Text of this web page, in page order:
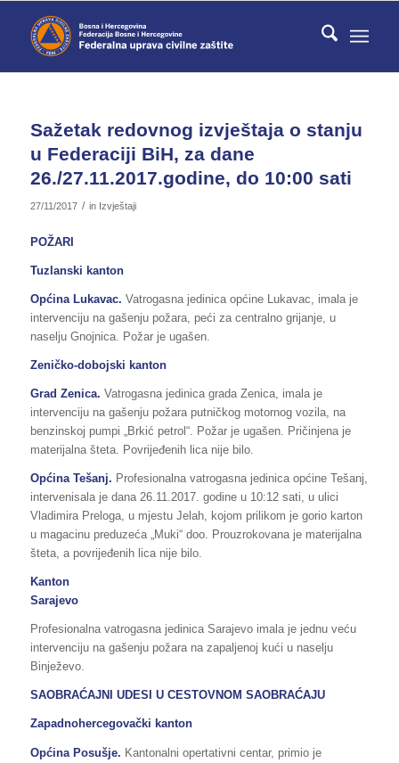
Sažetak redovnog izvještaja o stanju
u Federaciji BiH, za dane
26./27.11.2017.godine, do 10:00 sati
27/11/2017 / in Izvještaji
POŽARI
Tuzlanski kanton
Općina Lukavac. Vatrogasna jedinica općine Lukavac, imala je
intervenciju na gašenju požara, peći za centralno grijanje, u
naselju Gnojnica. Požar je ugašen.
Zeničko-dobojski kanton
Grad Zenica. Vatrogasna jedinica grada Zenica, imala je
intervenciju na gašenju požara putničkog motornog vozila, na
benzinskoj pumpi „Brkić petrol“. Požar je ugašen. Pričinjena je
materijalna šteta. Povrijeđenih lica nije bilo.
Općina Tešanj. Profesionalna vatrogasna jedinica općine Tešanj,
intervenisala je dana 26.11.2017. godine u 10:12 sati, u ulici
Vladimira Preloga, u mjestu Jelah, kojom prilikom je gorio karton
u magacinu preduzeća „Muki“ doo. Prouzrokovana je materijalna
šteta, a povrijeđenih lica nije bilo.
Kanton
Sarajevo
Profesionalna vatrogasna jedinica Sarajevo imala je jednu veću
intervenciju na gašenju požara na zapaljenoj kući u naselju
Binježevo.
SAOBRAĆAJNI UDESI U CESTOVNOM SAOBRAĆAJU
Zapadnohercegovački kanton
Općina Posušje. Kantonalni opertativni centar, primio je